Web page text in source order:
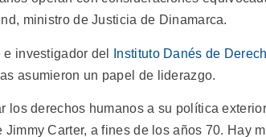
ministro de Justicia de Dinamarca.
investigador del Instituto Danés de
asumieron un papel de liderazgo.
los derechos humanos a su política
Carter, a fines de los años 70. Hay